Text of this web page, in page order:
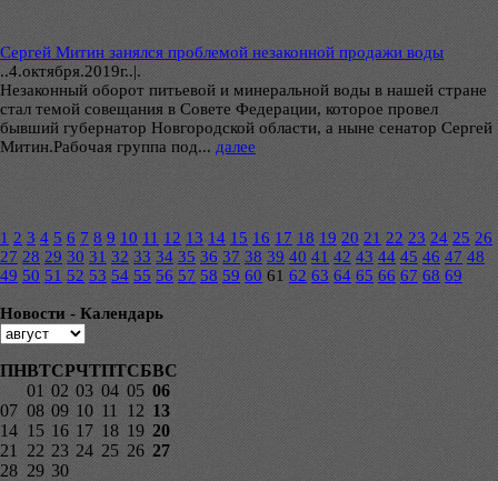
Сергей Митин занялся проблемой незаконной продажи воды
..4.октября.2019г..|.
Незаконный оборот питьевой и минеральной воды в нашей стране
стал темой совещания в Совете Федерации, которое провел
бывший губернатор Новгородской области, а ныне сенатор Сергей
Митин.Рабочая группа под... далее
1 2 3 4 5 6 7 8 9 10 11 12 13 14 15 16 17 18 19 20 21 22 23 24 25 26
27 28 29 30 31 32 33 34 35 36 37 38 39 40 41 42 43 44 45 46 47 48
49 50 51 52 53 54 55 56 57 58 59 60 61 62 63 64 65 66 67 68 69
Новости - Календарь
ПНВТСРЧТПТСБВС
01 02 03 04 05 06
07 08 09 10 11 12 13
14 15 16 17 18 19 20
21
22 23 24 25 26 27
28 29 30